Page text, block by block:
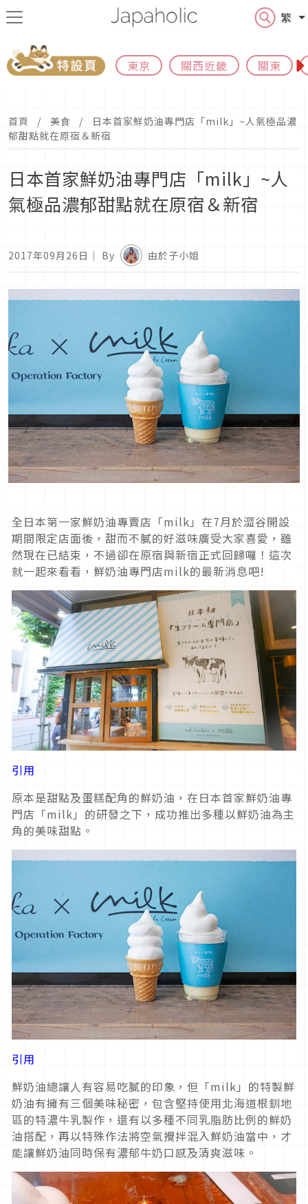
繁
東京 關西近畿 關東
首頁 美食
日本首家鮮奶油專門店「milk」~​​​人氣極品濃
郁甜點就在原宿＆新宿
日本首家鮮奶油專門店「milk」~​​​人
氣極品濃郁甜點就在原宿＆新宿
2017年09月26日 ｜ By 由於子小姐
全日本第一家鮮奶油專賣店「milk」在7月於澀谷開設
期間限定店面後，甜而不膩的好滋味廣受大家喜愛，雖
然現在已結束，不過卻在原宿與新宿正式回歸囉！這次
就一起來看看，鮮奶油專門店milk的最新消息吧!
引用
原本是甜點及蛋糕配角的鮮奶油，在日本首家鮮奶油專
門店「milk」的研發之下，成功推出多種以鮮奶油為主
角的美味甜點。
引用
鮮奶油總讓人有容易吃膩的印象，但「milk」的特製鮮
奶油有擁有三個美味秘密，包含堅持使用北海道根釧地
區的特濃牛乳製作，還有以多種不同乳脂肪比例的鮮奶
油搭配，再以特殊作法將空氣攪拌混入鮮奶油當中，才
能讓鮮奶油同時保有濃郁牛奶口感及清爽滋味。